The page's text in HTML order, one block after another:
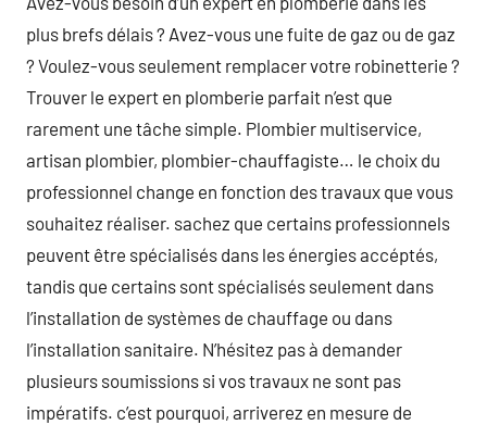
plus brefs délais ? Avez-vous une fuite de gaz ou de gaz
? Voulez-vous seulement remplacer votre robinetterie ?
Trouver le expert en plomberie parfait n’est que
rarement une tâche simple. Plombier multiservice,
artisan plombier, plombier-chauffagiste… le choix du
professionnel change en fonction des travaux que vous
souhaitez réaliser. sachez que certains professionnels
peuvent être spécialisés dans les énergies accéptés,
tandis que certains sont spécialisés seulement dans
l’installation de systèmes de chauffage ou dans
l’installation sanitaire. N’hésitez pas à demander
plusieurs soumissions si vos travaux ne sont pas
impératifs. c’est pourquoi, arriverez en mesure de